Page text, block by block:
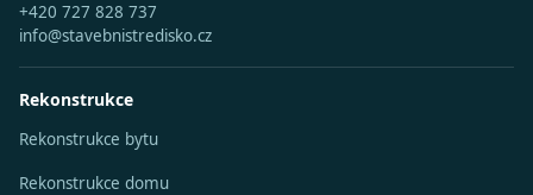
+420 727 828 737
info@stavebnistredisko.cz
Rekonstrukce
Rekonstrukce bytu
Rekonstrukce domu